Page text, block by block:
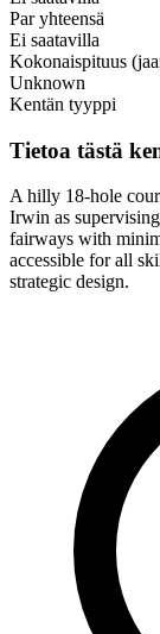
Par yhteensä
Ei saatavilla
Kokonaispituus
Unknown
Kentän tyyppi
Tietoa tästä
A hilly 18-hole
Irwin as
fairways with
accessible for all
strategic design.